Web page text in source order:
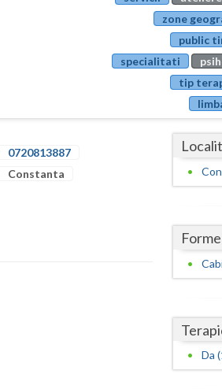
zone
public
specialitati
tip
0720813887
Constanta
Da